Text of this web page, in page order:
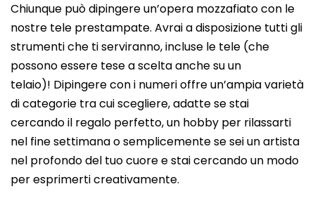
Chiunque può dipingere un’opera mozzafiato con le
nostre tele prestampate. Avrai a disposizione tutti gli
strumenti che ti serviranno, incluse le tele (che
possono essere tese a scelta anche su un
telaio)! Dipingere con i numeri offre un’ampia varietà
di categorie tra cui scegliere, adatte se stai
cercando il regalo perfetto, un hobby per rilassarti
nel fine settimana o semplicemente se sei un artista
nel profondo del tuo cuore e stai cercando un modo
per esprimerti creativamente.
prodotto
è
0,0
su
5
stelle.